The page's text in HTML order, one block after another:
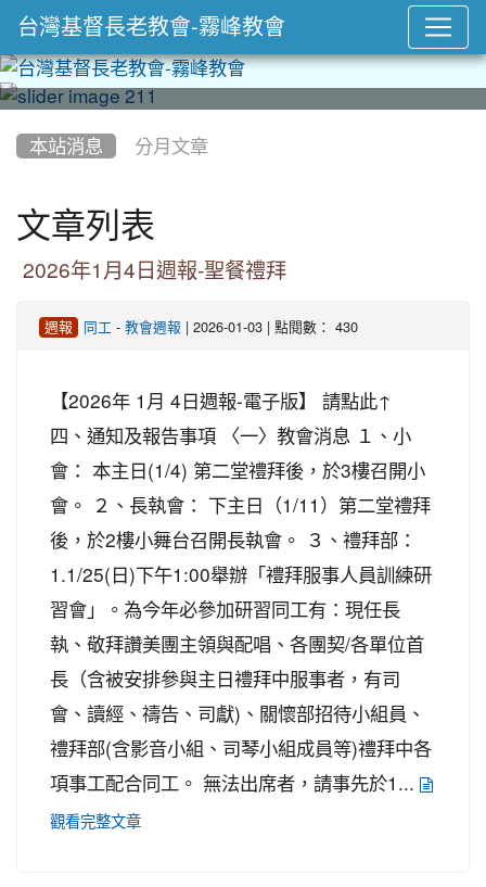
本站消息 分月文章
文章列表
2026年1月4日週報-聖餐禮拜
週報 同工 -教會週報 | 2026-01-03 | 點閱數： 430
【2026年 1月 4日週報-電子版】 請點此↑
四、通知及報告事項 〈一〉教會消息 １、小
會： 本主日(1/4) 第二堂禮拜後，於3樓召開小
會。 ２、長執會： 下主日（1/11）第二堂禮拜
後，於2樓小舞台召開長執會。 ３、禮拜部：
1.1/25(日)下午1:00舉辦「禮拜服事人員訓練研
習會」。為今年必參加研習同工有：現任長
執、敬拜讚美團主領與配唱、各團契/各單位首
長（含被安排參與主日禮拜中服事者，有司
會、讀經、禱告、司獻)、關懷部招待小組員、
禮拜部(含影音小組、司琴小組成員等)禮拜中各
項事工配合同工。 無法出席者，請事先於1...
觀看完整文章
台灣基督長老教會-霧峰教會